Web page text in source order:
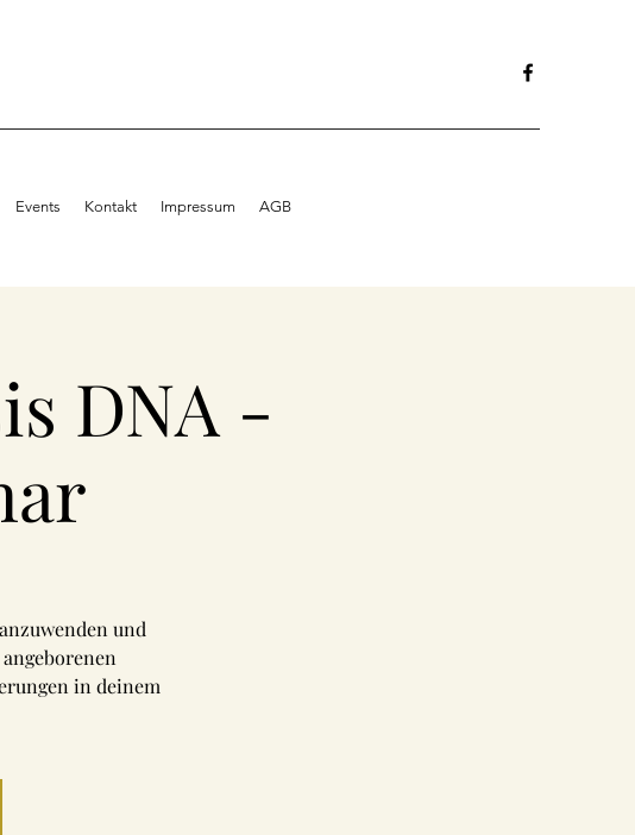
Events Kontakt Impressum AGB
DNA -
und
in deinem